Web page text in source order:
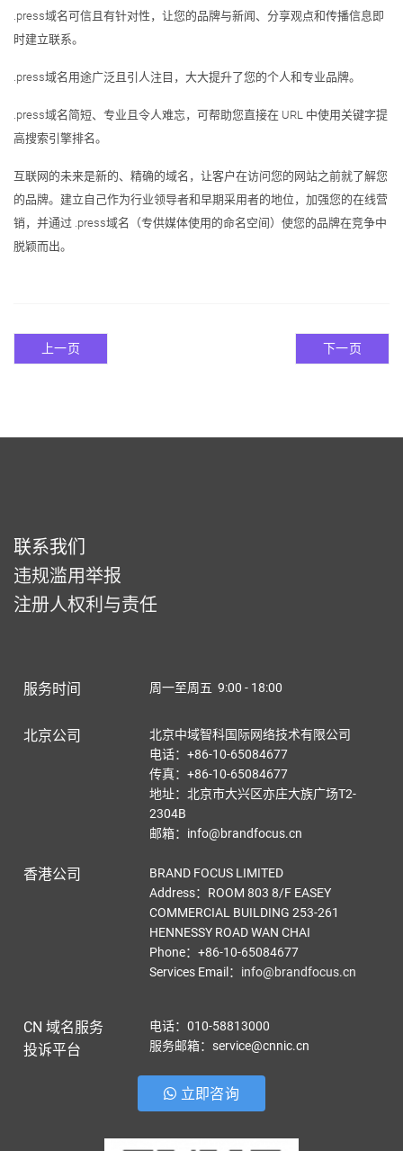
.press域名可信且有针对性，让您的品牌与新闻、分享观点和传播信息即
时建立联系。
.press域名用途广泛且引人注目，大大提升了您的个人和专业品牌。
.press域名简短、专业且令人难忘，可帮助您直接在 URL 中使用关键字提
高搜索引擎排名。
互联网的未来是新的、精确的域名，让客户在访问您的网站之前就了解您
的品牌。建立自己作为行业领导者和早期采用者的地位，加强您的在线营
销，并通过 .press域名（专供媒体使用的命名空间）使您的品牌在竞争中
脱颖而出。
上一页 下一页
联系我们
违规滥用举报
注册人权利与责任
服务时间 周一至周五 9:00 - 18:00
北京公司
北京中域智科国际网络技术有限公司
电话：+86-10-65084677
传真：+86-10-65084677
地址：北京市大兴区亦庄大族广场T2-
2304B
邮箱：info@brandfocus.cn
香港公司
BRAND FOCUS LIMITED
Address：ROOM 803 8/F EASEY
COMMERCIAL BUILDING 253-261
HENNESSY ROAD WAN CHAI
Phone：+86-10-65084677
Services Email ： info@brandfocus.cn
CN 域名服务
投诉平台
电话：010-58813000
服务邮箱：service@cnnic.cn
立即咨询